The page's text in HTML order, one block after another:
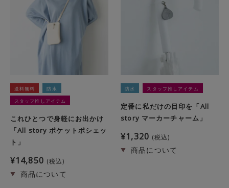
送料無料
防水
スタッフ推しアイテム
これひとつで身軽にお出かけ
「All story ポケットポシェッ
ト」
¥14,850 税込
防水 スタッフ推しアイテム
定番に私だけの目印を「All
story マーカーチャーム」
¥1,320 税込